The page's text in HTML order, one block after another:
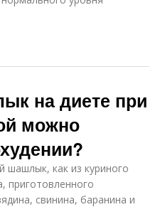
на диете при
можно
как из куриного
приготовленного
свинина, баранина и